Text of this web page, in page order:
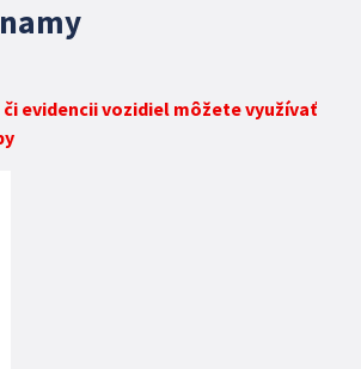
evidencii vozidiel môžete využívať